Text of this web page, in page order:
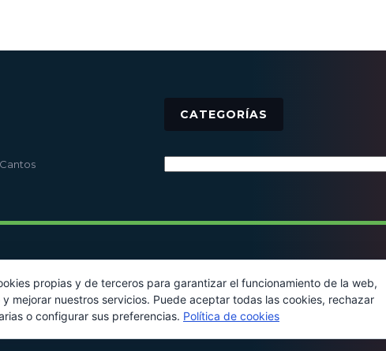
CATEGORÍAS
© 2016 - Todos los derechos reservados
propias y de terceros para garantizar el funcionamiento de la web,
y mejorar nuestros servicios. Puede aceptar todas las cookies, rechazar
o configurar sus preferencias. Política de cookies